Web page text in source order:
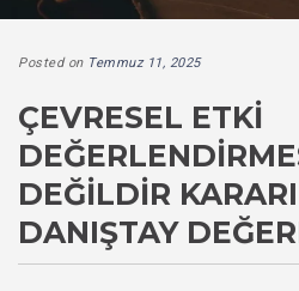
Posted on Temmuz 11, 2025
ÇEVRESEL ETKI
DEĞILDIR
DANIŞTAY